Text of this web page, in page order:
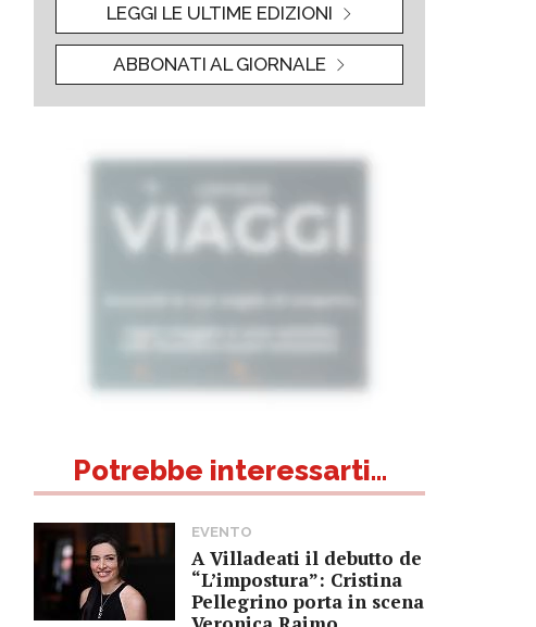
LEGGI LE ULTIME EDIZIONI
ABBONATI AL GIORNALE
Potrebbe interessarti...
EVENTO
A Villadeati il debutto de
“L’impostura”: Cristina
Pellegrino porta in scena